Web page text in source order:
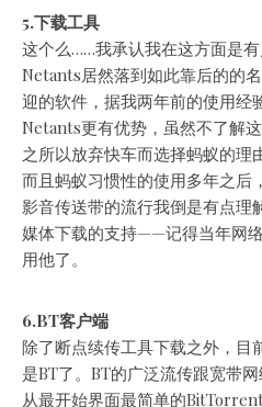
5.下载工具
这个么……我承认我在这方面是
Netants居然落到如此靠后的的
迎的软件，据我两年前的使用经
Netants更有优势，虽然不了解
之所以放弃快车而选择蚂蚁的理
而且蚂蚁习惯性的使用多年之后
影音传送带的流行我倒是有点理
媒体下载的支持——记得当年网
用他了。
6.BT客户端
除了断点续传工具下载之外，目
是BT了。BT的广泛流传跟宽带
从最开始界面最简单的